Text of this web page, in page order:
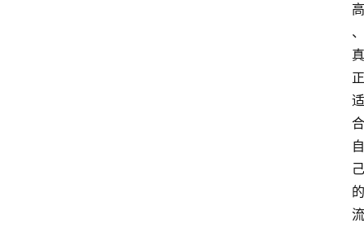
高
、
真
正
适
合
自
己
的
流